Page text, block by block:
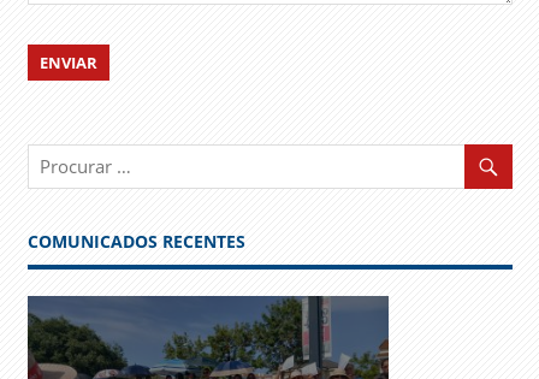
COMUNICADOS RECENTES